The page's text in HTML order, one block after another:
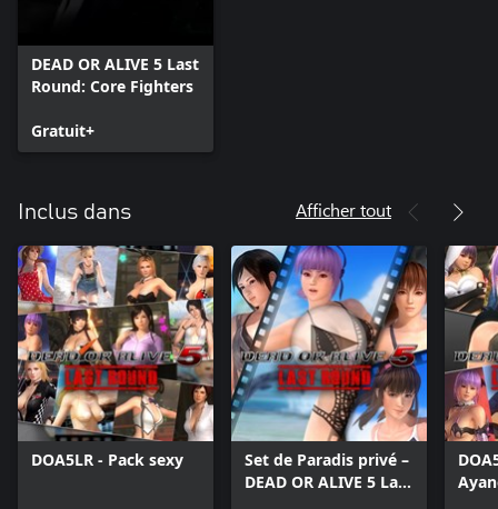
DEAD OR ALIVE 5 Last
Round: Core Fighters
Gratuit+
Inclus dans Afficher tout
DOA5LR - Pack sexy
Set de Paradis privé –
DEAD OR ALIVE 5 Last